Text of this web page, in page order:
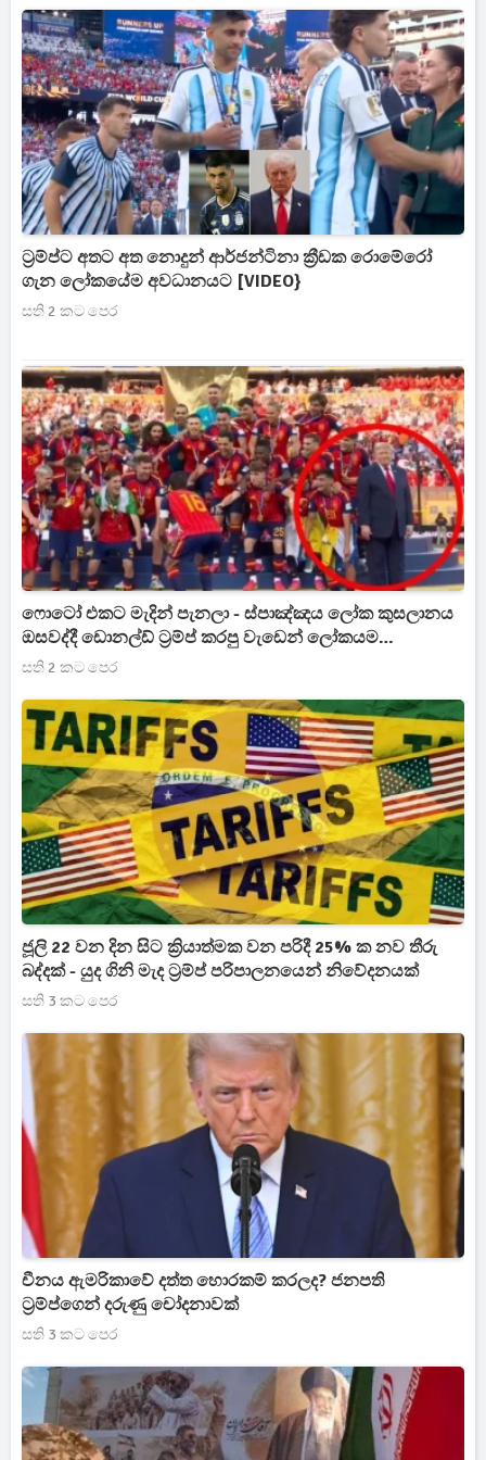
ට්‍රම්ප්ට අතට අත නොදුන් ආර්ජන්ටිනා ක්‍රීඩක රොමේරෝ
ගැන ලෝකයේම අවධානයට [VIDEO}
සති 2 කට පෙර
ෆොටෝ එකට මැදින් පැනලා - ස්පාඤ්ඤය ලෝක කුසලානය
ඔසවද්දී ඩොනල්ඩ් ට්‍රම්ප් කරපු වැඩෙන් ලෝකයම
හිනස්සවයි[VIDEO]
සති 2 කට පෙර
ජූලි 22 වන දින සිට ක්‍රියාත්මක වන පරිදී 25% ක නව තීරු
බද්දක් - යුද ගිනි මැද ට්‍රම්ප් පරිපාලනයෙන් නිවේදනයක්
සති 3 කට පෙර
චීනය ඇමරිකාවේ දත්ත හොරකම් කරලද? ජනපති
ට්‍රම්ප්ගෙන් දරුණු චෝදනාවක්
සති 3 කට පෙර